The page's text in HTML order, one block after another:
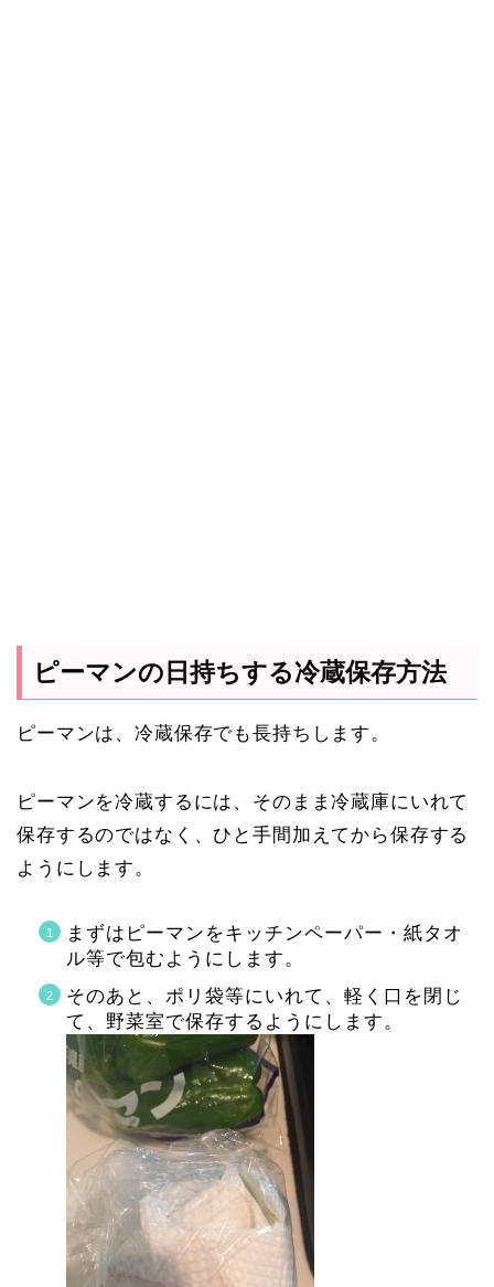
ピーマンの日持ちする冷蔵保存方法
ピーマンは、冷蔵保存でも長持ちします。
ピーマンを冷蔵するには、そのまま冷蔵庫にいれて
保存するのではなく、ひと手間加えてから保存する
ようにします。
まずはピーマンをキッチンペーパー・紙タオ
ル等で包むようにします。
そのあと、ポリ袋等にいれて、軽く口を閉じ
て、野菜室で保存するようにします。